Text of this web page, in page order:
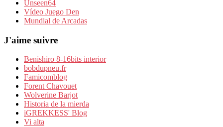
Unseen64
Vídeo Juego Den
Mundial de Arcadas
J'aime suivre
Benishiro 8-16bits interior
bobdupneu.fr
Famicomblog
Forent Chavouet
Wolverine Barjot
Historia de la mierda
iGREKKESS' Blog
Vi alta